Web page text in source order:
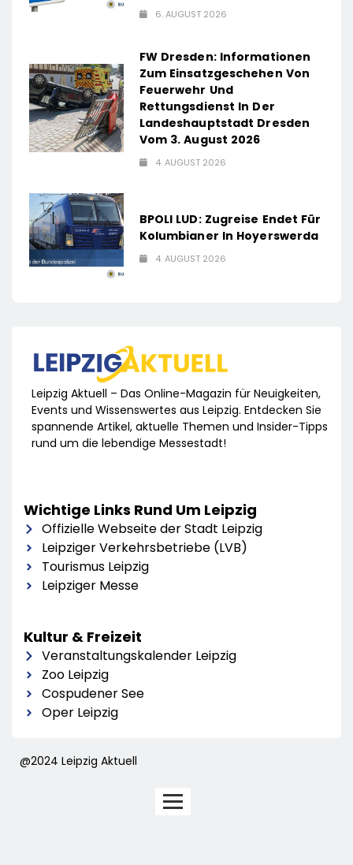
6. AUGUST 2026
FW Dresden: Informationen
Zum Einsatzgeschehen Von
Feuerwehr Und
Rettungsdienst In Der
Landeshauptstadt Dresden
Vom 3. August 2026
4. AUGUST 2026
BPOLI LUD: Zugreise Endet Für
Kolumbianer In Hoyerswerda
4. AUGUST 2026
Leipzig Aktuell – Das Online-Magazin für Neuigkeiten,
Events und Wissenswertes aus Leipzig. Entdecken Sie
spannende Artikel, aktuelle Themen und Insider-Tipps
rund um die lebendige Messestadt!
Wichtige Links Rund Um Leipzig
Offizielle Webseite der Stadt Leipzig
Leipziger Verkehrsbetriebe (LVB)
Tourismus Leipzig
Leipziger Messe
Kultur & Freizeit
Veranstaltungskalender Leipzig
Zoo Leipzig
Cospudener See
Oper Leipzig
@2024 Leipzig Aktuell